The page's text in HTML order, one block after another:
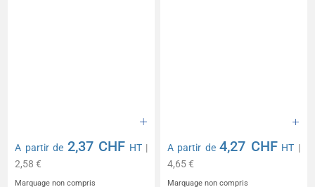
A partir de 2,37 CHF HT|
2,58 €
Marquage non compris
A partir de4,27 CHF HT |
4,65 €
Marquage non compris